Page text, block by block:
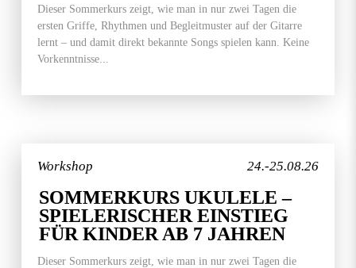
Dieser Sommerkurs zeigt, wie man in nur zwei Tagen die
ersten Griffe, Rhythmen und Begleitmuster auf der Gitarre
lernt – und damit direkt bekannte Songs spielen kann. Keine
Vorkenntnisse...
24.-25.08.26
Workshop
SOMMERKURS UKULELE –
SPIELERISCHER EINSTIEG
FÜR KINDER AB 7 JAHREN
Dieser Sommerkurs zeigt, wie man in nur zwei Tagen die